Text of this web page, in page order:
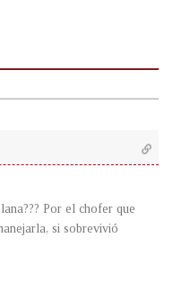
Por el chofer que
si sobrevivió